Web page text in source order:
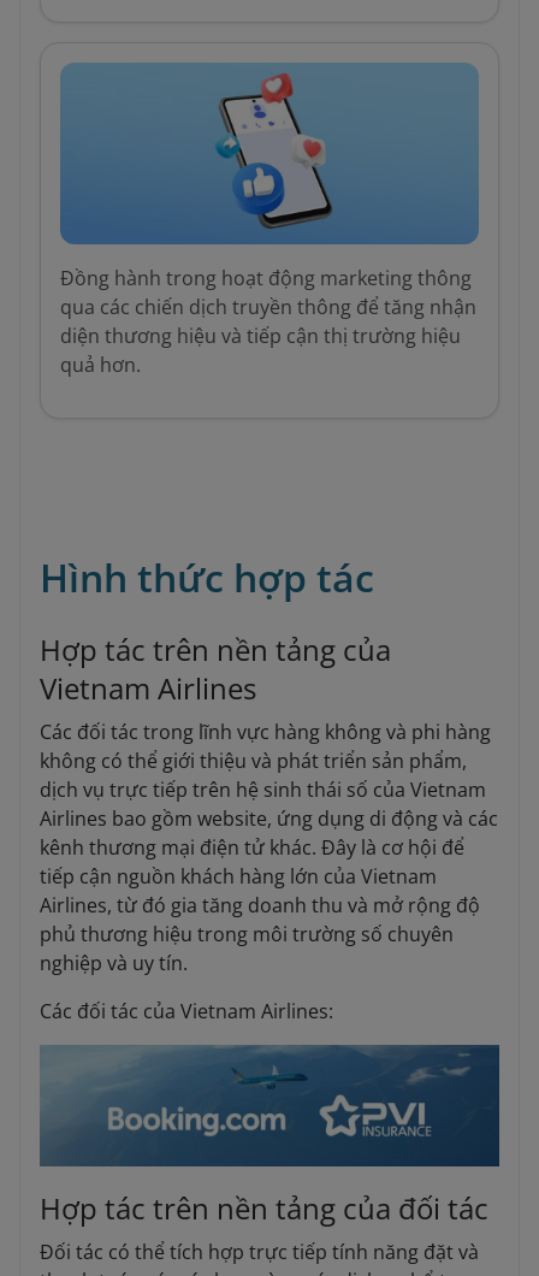
Đồng hành trong hoạt động marketing thông
qua các chiến dịch truyền thông để tăng nhận
diện thương hiệu và tiếp cận thị trường hiệu
quả hơn.
Hình thức hợp tác
Hợp tác trên nền tảng của
Vietnam Airlines
Các đối tác trong lĩnh vực hàng không và phi hàng
không có thể giới thiệu và phát triển sản phẩm,
dịch vụ trực tiếp trên hệ sinh thái số của Vietnam
Airlines bao gồm website, ứng dụng di động và các
kênh thương mại điện tử khác. Đây là cơ hội để
tiếp cận nguồn khách hàng lớn của Vietnam
Airlines, từ đó gia tăng doanh thu và mở rộng độ
phủ thương hiệu trong môi trường số chuyên
nghiệp và uy tín.
Các đối tác của Vietnam Airlines:
Hợp tác trên nền tảng của đối tác
Đối tác có thể tích hợp trực tiếp tính năng đặt và